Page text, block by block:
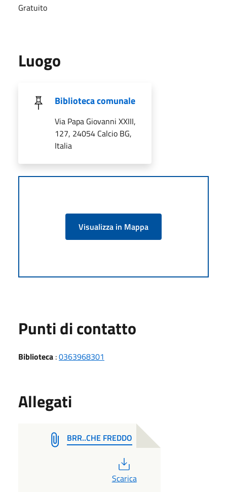
Gratuito
Luogo
Biblioteca comunale
Via Papa Giovanni XXIII,
127, 24054 Calcio BG,
Italia
Visualizza in Mappa
Punti di contatto
Biblioteca :0363968301
Allegati
BRR..CHE FREDDO
Scarica